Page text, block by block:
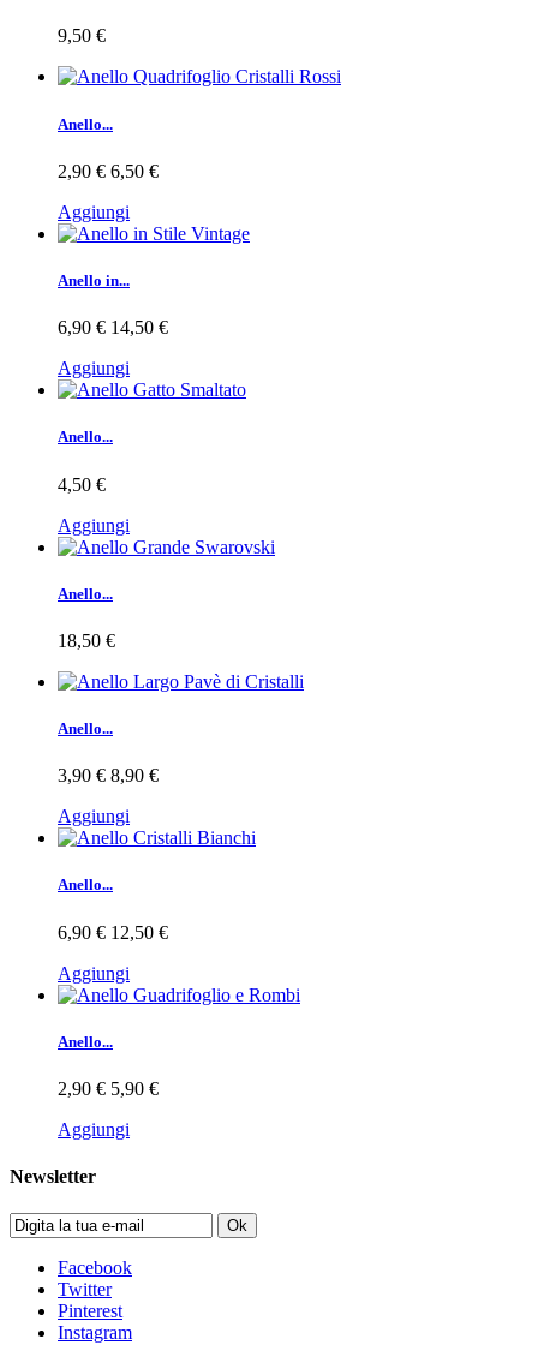
9,50 €
Anello...
2,90 € 6,50 €
Aggiungi
Anello in...
6,90 € 14,50 €
Aggiungi
Anello...
4,50 €
Aggiungi
Anello...
18,50 €
Anello...
3,90 € 8,90 €
Aggiungi
Anello...
6,90 € 12,50 €
Aggiungi
Anello...
2,90 € 5,90 €
Aggiungi
Newsletter
Ok
Facebook
Twitter
Pinterest
Instagram